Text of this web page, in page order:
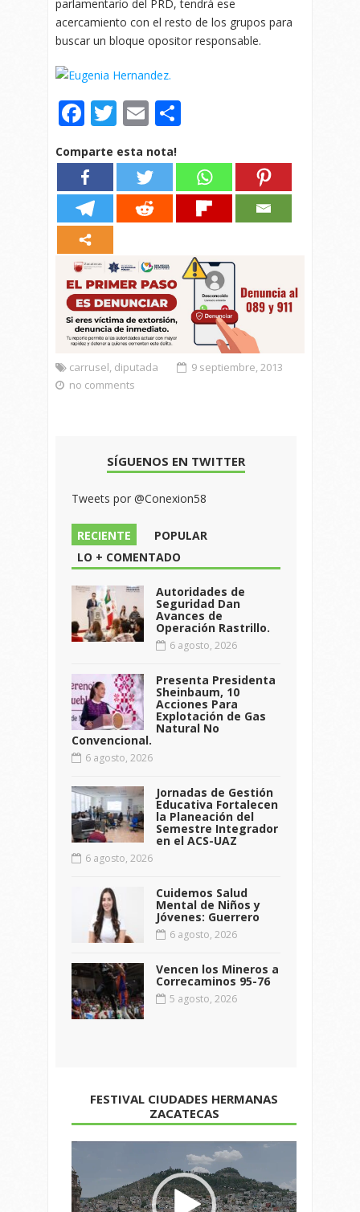
parlamentario del PRD, tendrá ese
acercamiento con el resto de los grupos para
buscar un bloque opositor responsable.
Facebook
Twitter
Email
Comparte esta nota!
carrusel, diputada
9 septiembre, 2013
no comments
SÍGUENOS EN TWITTER
Tweets por @Conexion58
RECIENTE
POPULAR
LO + COMENTADO
Autoridades de
Seguridad Dan
Avances de
Operación Rastrillo.
6 agosto, 2026
Presenta Presidenta
Sheinbaum, 10
Acciones Para
Explotación de Gas
Natural No
Convencional.
6 agosto, 2026
Jornadas de Gestión
Educativa Fortalecen
la Planeación del
Semestre Integrador
en el ACS-UAZ
6 agosto, 2026
Cuidemos Salud
Mental de Niños y
Jóvenes: Guerrero
6 agosto, 2026
Vencen los Mineros a
Correcaminos 95-76
5 agosto, 2026
FESTIVAL CIUDADES HERMANAS
ZACATECAS
de
vídeo